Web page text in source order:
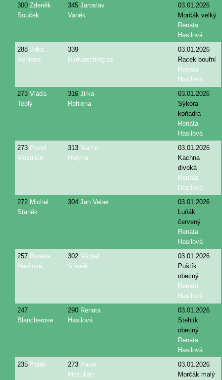
300 Zdeněk
Souček
345 Jaroslav
Vaněk
03.01.2026
Morčák velký
Renata
Hasilová
288 Jirka
Rohlena
339
Birdwatching.cz
03.01.2026
Racek bouřní
Renata
Hasilová
273 Vláďa
Teplý
316 Jirka
Rohlena
03.01.2026
Sýkora
koňadra
Renata
Hasilová
273 Pavel
Mezulián
313 Martin
Horyna
03.01.2026
Kachna
divoká
Renata
Hasilová
272 Michal
Staněk
304 Jan Veber
03.01.2026
Luňák
červený
Renata
Hasilová
257 Renata
Hasilová
302 Michal
Staněk
03.01.2026
Puštík
obecný
Renata
Hasilová
247
Blancherose
290 Renata
Hasilová
03.01.2026
Stehlík
obecný
Renata
Hasilová
235 Patrik 273 Pavel
Mezulián
03.01.2026
Morčák malý